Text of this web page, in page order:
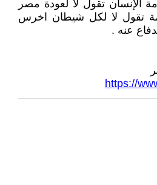
الإنسان تقول لا لعودة مصر
تقول لا لكل شيطان اخرس
عنه .
https://